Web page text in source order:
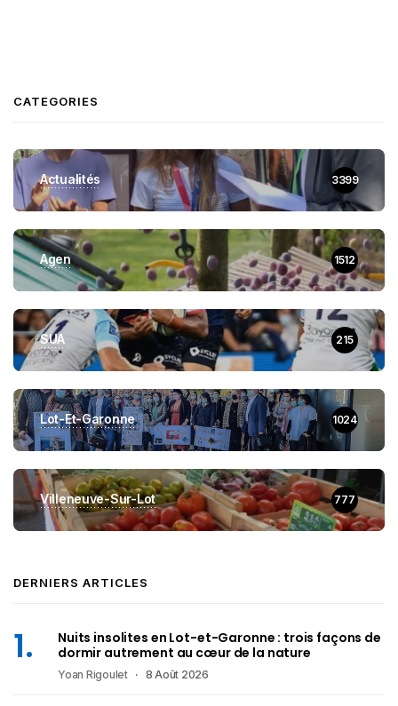
CATEGORIES
Actualités 3399
Agen 1512
SUA 215
Lot-Et-Garonne 1024
Villeneuve-Sur-Lot 777
DERNIERS ARTICLES
Nuits insolites en Lot-et-Garonne : trois façons de
dormir autrement au cœur de la nature
Yoan Rigoulet 8 Août 2026